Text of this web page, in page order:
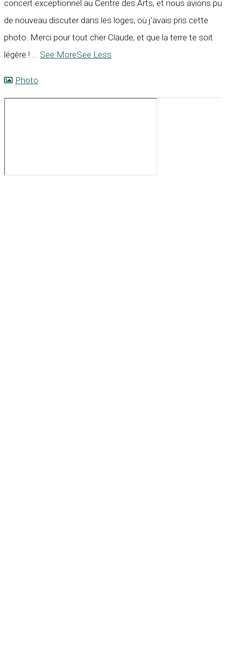
concert exceptionnel au Centre des Arts, et nous avions pu
de nouveau discuter dans les loges, où j’avais pris cette
photo. Merci pour tout cher Claude, et que la terre te soit
légère !
See MoreSee Less
Photo